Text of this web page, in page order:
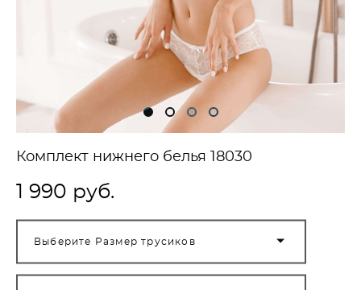
Комплект нижнего белья 18030
1 990 pуб.
Выберите Размер трусиков